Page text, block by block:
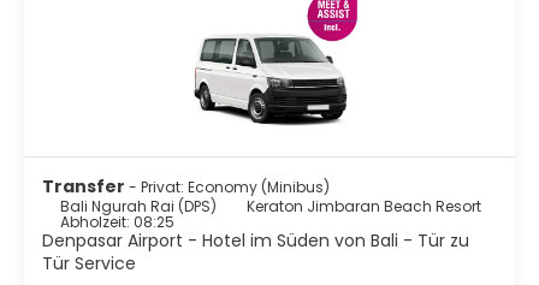
Rollerblades auf der Promenade) nach Norden von den
zwar weitläufigen, in der Saison aber lärmigen und
übervölkerten Kuta und Legian Beaches hin zu den stillen
Stränden von Canggu und Seseh den Eindruck gewinnen,
man sei allein auf Bali. Große Wellen brechen sich an sehr
breiten Sandstränden, man wird nicht von den fliegenden
(die eigene!) Musik hören und dabei den Surfern weit
draußen zuschauen. Hat man Hunger oder Durst,
bekommt man bei den mobilen Warungs wunderbare
Snacks und kalte Getränke
Transfer - Privat: Economy (Minibus)
Bali Ngurah Rai (DPS)
Keraton Jimbaran Beach Resort
Abholzeit: 08:25
Denpasar Airport - Hotel im Süden von Bali - Tür zu
Tür Service